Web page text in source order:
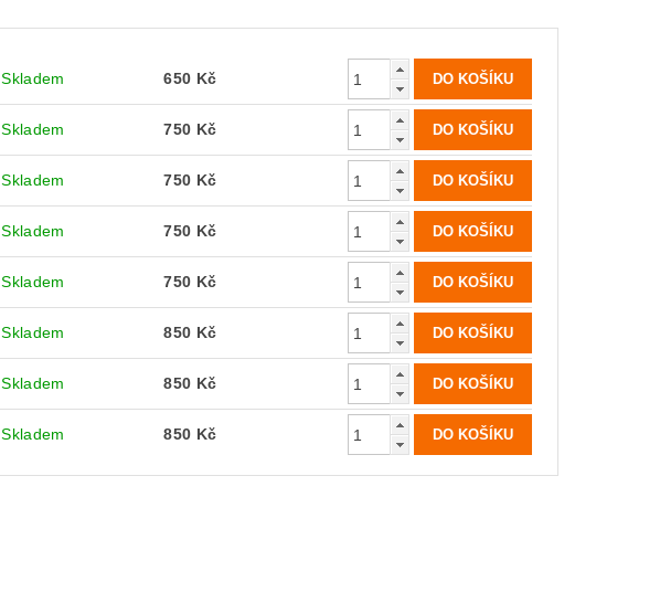
Skladem 650 Kč
Skladem 750 Kč
Skladem 750 Kč
Skladem 750 Kč
Skladem 750 Kč
Skladem 850 Kč
Skladem 850 Kč
Skladem 850 Kč